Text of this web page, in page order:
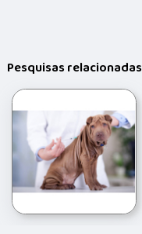
Pesquisas relacionadas